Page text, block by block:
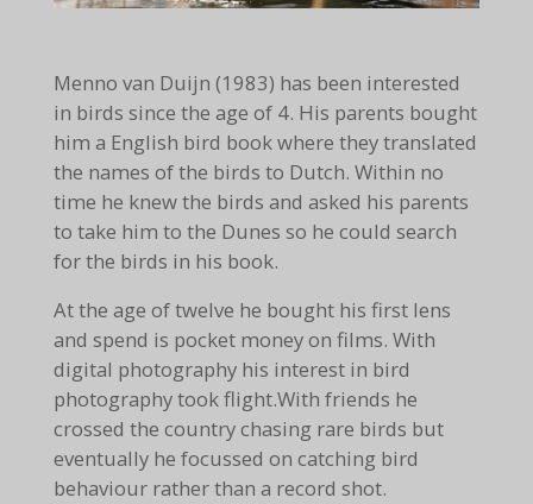
Menno van Duijn (1983) has been interested
in birds since the age of 4. His parents bought
him a English bird book where they translated
the names of the birds to Dutch. Within no
time he knew the birds and asked his parents
to take him to the Dunes so he could search
for the birds in his book.
At the age of twelve he bought his first lens
and spend is pocket money on films. With
digital photography his interest in bird
photography took flight.With friends he
crossed the country chasing rare birds but
eventually he focussed on catching bird
behaviour rather than a record shot.